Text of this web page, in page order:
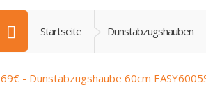
Startseite Dunstabzugshauben